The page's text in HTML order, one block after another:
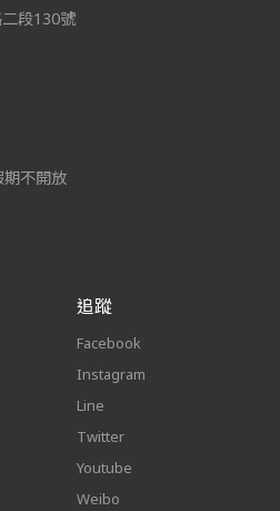
段130號
不開放
追蹤
Facebook
Instagram
Line
Twitter
Youtube
Weibo